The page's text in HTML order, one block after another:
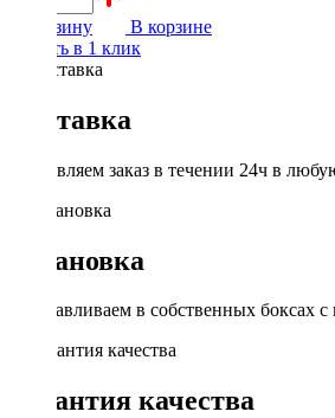
В корзину
В корзине
Купить в 1 клик
Доставка
Доставляем заказ в течении 24ч в
Установка
Устанавливаем в собственных боксах с
Гарантия качества